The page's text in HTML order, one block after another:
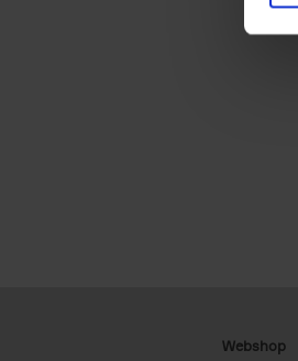
Webshop